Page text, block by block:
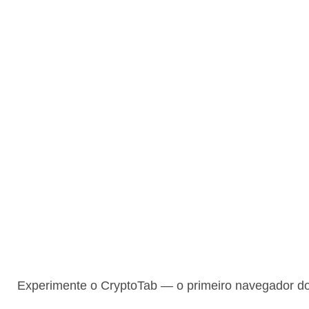
Experimente o CryptoTab — o primeiro navegador